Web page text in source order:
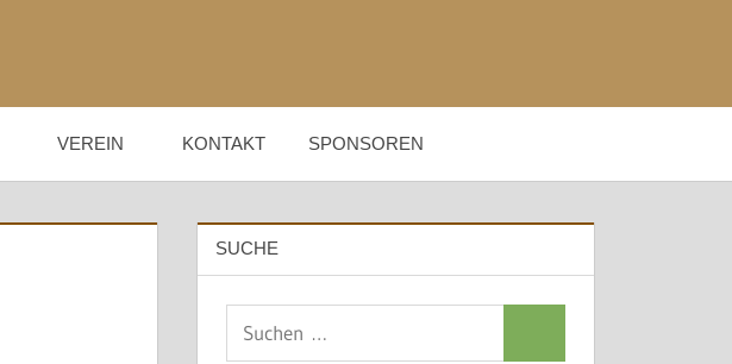
VEREIN KONTAKT SPONSOREN
SUCHE